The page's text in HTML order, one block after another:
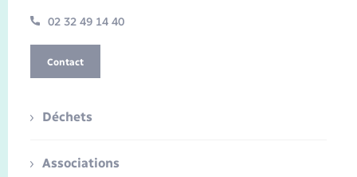
02 32 49 14 40
Contact
Déchets
Associations